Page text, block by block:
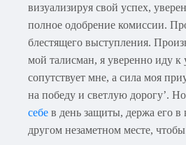
визуализируя свой успех,
полное одобрение комиссии.
блестящего выступления.
мой талисман, я уверенно иду к
сопутствует мне, а сила моя
на победу и светлую дорогу’.
себе в день защиты, держа его в
другом незаметном месте,